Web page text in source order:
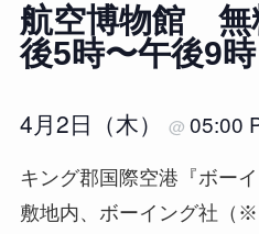
航空博物館 無
後5時〜午後9時
4月2日（木） @ 05:00
キング郡国際空港『ボー
敷地内、ボーイング社（